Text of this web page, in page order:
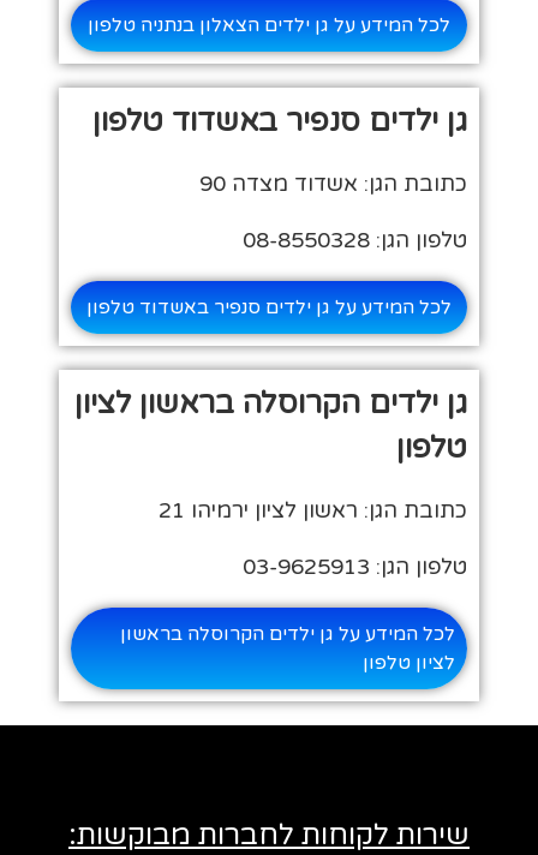
לכל המידע על גן ילדים הצאלון בנתניה טלפון
גן ילדים סנפיר באשדוד טלפון
כתובת הגן: אשדוד מצדה 90
טלפון הגן: 08-8550328
לכל המידע על גן ילדים סנפיר באשדוד טלפון
גן ילדים הקרוסלה בראשון לציון
טלפון
כתובת הגן: ראשון לציון ירמיהו 21
טלפון הגן: 03-9625913
לכל המידע על גן ילדים הקרוסלה בראשון
לציון טלפון
שירות לקוחות לחברות מבוקשות: